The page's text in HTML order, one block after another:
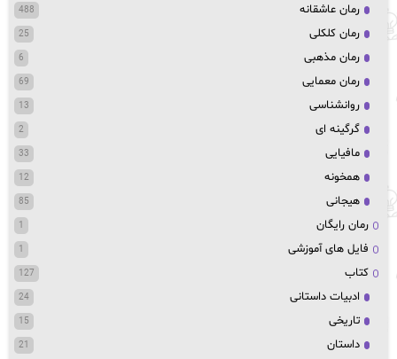
رمان عاشقانه 488
رمان کلکلی 25
رمان مذهبی 6
رمان معمایی 69
روانشناسی 13
گرگینه ای 2
مافیایی 33
همخونه 12
هیجانی 85
رمان رایگان 1
فایل های آموزشی 1
کتاب 127
ادبیات داستانی 24
تاریخی 15
داستان 21